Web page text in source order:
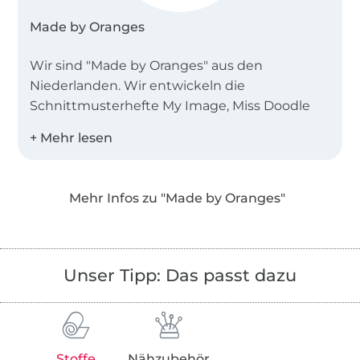
Made by Oranges
Wir sind "Made by Oranges" aus den
Niederlanden. Wir entwickeln die
Schnittmusterhefte My Image, Miss Doodle
Englisch, Niederländisch und Französisch an!
Mehr Infos zu "Made by Oranges"
Unser Tipp: Das passt dazu